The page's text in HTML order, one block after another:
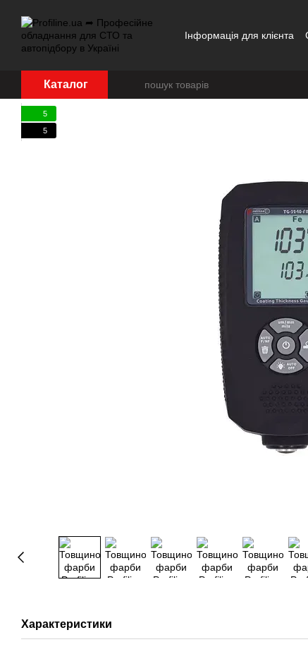
Інформація для клієнта
Каталог
5
5
Характеристики